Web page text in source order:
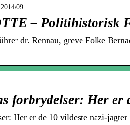
09
– Politihistorisk
dr. Rennau, greve Folke
forbrydelser: Her er
Her er de 10 vildeste nazi-